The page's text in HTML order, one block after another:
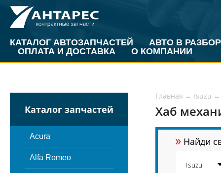
КАТАЛОГ АВТОЗАПЧАСТЕЙ
АВТО В РАЗБОР
ОПЛАТА И ДОСТАВКА
О КОМПАНИИ
Каталог запчастей
Acura
Alfa Romeo
Главная ← Isuzu ←
Хаб
» Найди